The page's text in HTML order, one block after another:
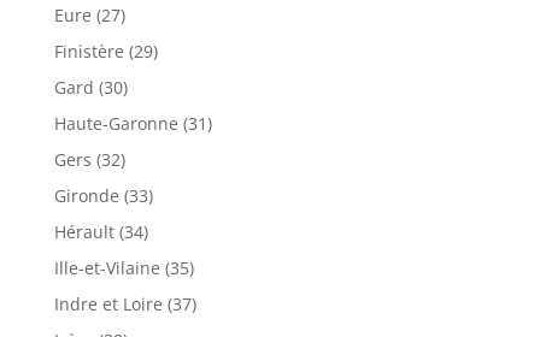
Eure (27)
Finistère (29)
Gard (30)
Haute-Garonne (31)
Gers (32)
Gironde (33)
Hérault (34)
Ille-et-Vilaine (35)
Indre et Loire (37)